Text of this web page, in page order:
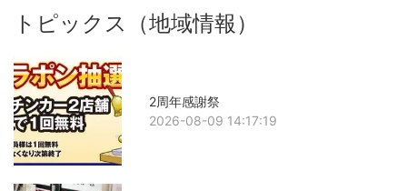
トピックス（地域情報）
2周年感謝祭
2026-08-09 14:17:19